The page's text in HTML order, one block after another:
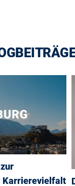
Karrierevielfalt